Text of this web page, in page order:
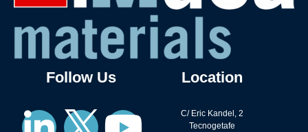
Follow Us Location
C/ Eric Kandel, 2
Tecnogetafe